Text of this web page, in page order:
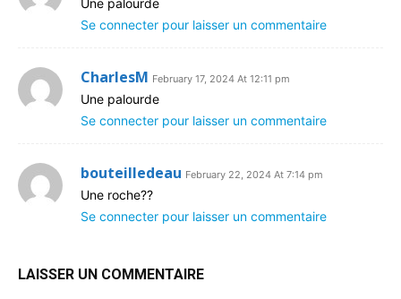
Une palourde
Se connecter pour laisser un commentaire
CharlesM February 17, 2024 At 12:11 pm
Une palourde
Se connecter pour laisser un commentaire
bouteilledeau February 22, 2024 At 7:14 pm
Une roche??
Se connecter pour laisser un commentaire
LAISSER UN COMMENTAIRE